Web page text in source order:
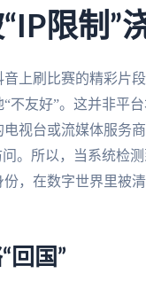
限制”
上刷比赛的精彩片
不友好”。这并非平
视台或流媒体服务
。所以，当系统检
，在数字世界里被
回国”